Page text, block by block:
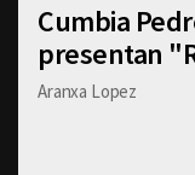
Cumbia
presentan
Aranxa Lopez